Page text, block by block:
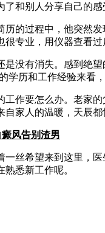
和别人分享自己的感
过程中，他突然
专业，用仪器查看过
有消失。感到绝
学历和工作经验来看
要怎么办。老家
家人的温暖，天辰都
风告别渣男
希望来到这里，医
悉新工作呢。